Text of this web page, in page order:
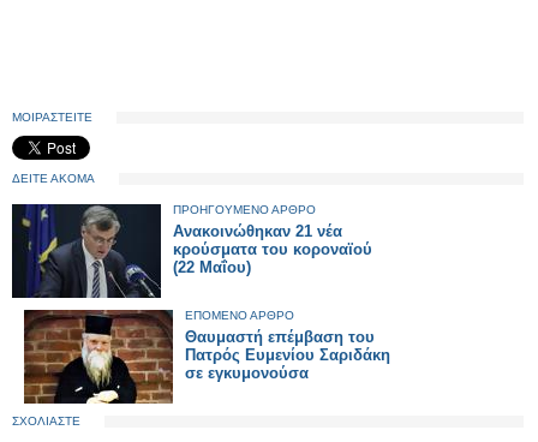
ΜΟΙΡΑΣΤΕΙΤΕ
ΔΕΙΤΕ ΑΚΟΜΑ
ΠΡΟΗΓΟΥΜΕΝΟ ΑΡΘΡΟ
Ανακοινώθηκαν 21 νέα
κρούσματα του κοροναϊού
(22 Μαΐου)
ΕΠΟΜΕΝΟ ΑΡΘΡΟ
Θαυμαστή επέμβαση του
Πατρός Ευμενίου Σαριδάκη
σε εγκυμονούσα
ΣΧΟΛΙΑΣΤΕ